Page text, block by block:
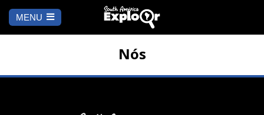
MENU
COMEÇAR
PARA ONDE IR
Nós